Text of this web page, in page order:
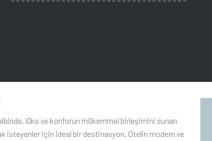
lüks ve konforun mükemmel birleşimini sunan
isteyenler için ideal bir destinasyon. Otelin modern ve